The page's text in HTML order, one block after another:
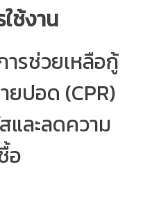
ช้งาน
รช่วยเหลือกู้
ปอด (CPR)
และลดความ
อ